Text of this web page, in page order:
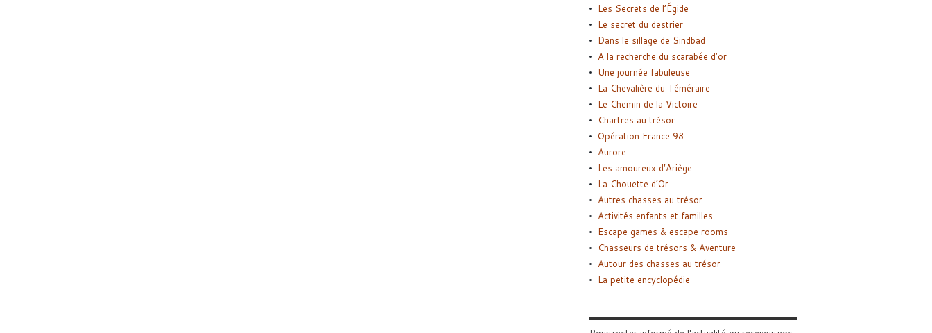
Les Secrets de l’Égide
Le secret du destrier
Dans le sillage de Sindbad
A la recherche du scarabée d’or
Une journée fabuleuse
La Chevalière du Téméraire
Le Chemin de la Victoire
Chartres au trésor
Opération France 98
Aurore
Les amoureux d’Ariège
La Chouette d’Or
Autres chasses au trésor
Activités enfants et familles
Escape games & escape rooms
Chasseurs de trésors & Aventure
Autour des chasses au trésor
La petite encyclopédie